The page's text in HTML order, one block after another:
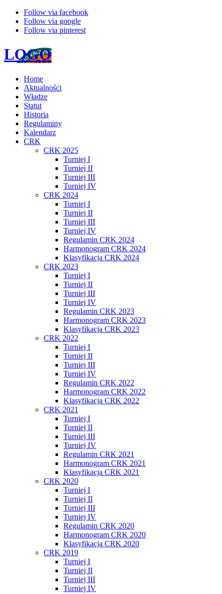
Follow via facebook
Follow via google
Follow via pinterest
LOGO
Home
Aktualności
Władze
Statut
Historia
Regulaminy
Kalendarz
CRK
CRK 2025
Turniej I
Turniej II
Turniej III
Turniej IV
CRK 2024
Turniej I
Turniej II
Turniej III
Turniej IV
Regulamin CRK 2024
Harmonogram CRK 2024
Klasyfikacja CRK 2024
CRK 2023
Turniej I
Turniej II
Turniej III
Turniej IV
Regulamin CRK 2023
Harmonogram CRK 2023
Klasyfikacja CRK 2023
CRK 2022
Turniej I
Turniej II
Turniej III
Turniej IV
Regulamin CRK 2022
Harmonogram CRK 2022
Klasyfikacja CRK 2022
CRK 2021
Turniej I
Turniej II
Turniej III
Turniej IV
Regulamin CRK 2021
Harmonogram CRK 2021
Klasyfikacja CRK 2021
CRK 2020
Turniej I
Turniej II
Turniej III
Turniej IV
Regulamin CRK 2020
Harmonogram CRK 2020
Klasyfikacja CRK 2020
CRK 2019
Turniej I
Turniej II
Turniej III
Turniej IV